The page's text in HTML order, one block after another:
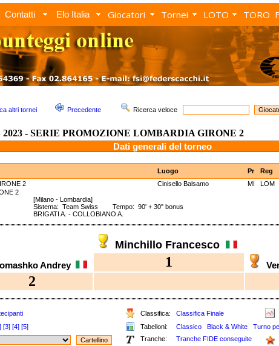
Contatti Elo Italia Giocatori Tornei LOTO TORO
altri tornei Precedente Ricerca veloce
2023 - SERIE PROMOZIONE LOMBARDIA GIRONE 2
Dati generali del torneo
Luogo Pr Reg
2 Cinisello Balsamo MI LOM
2
[Milano - Lombardia]
Sistema: Team Swiss Tempo: 90' + 30" bonus
BRIGATI A. - COLLOBIANO A.
Minchillo Francesco
Andrey 1
2
Classifica: Classifica Finale
[3] [4] [5] Tabelloni: Classico Black & White Turno
Tranche: Tranche FIDE conseguite